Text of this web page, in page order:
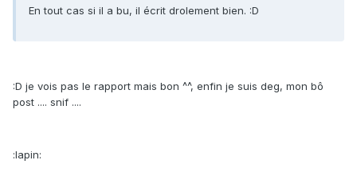
En tout cas si il a bu, il écrit drolement bien. :D
:D je vois pas le rapport mais bon ^^, enfin je suis deg, mon bô
post .... snif ....
:lapin: